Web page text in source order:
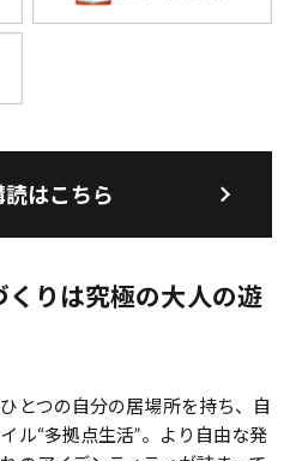
読はこちら
くりは究極の大人の遊
とつの自分の居場所を持ち、自
ル“多拠点生活”。より自由な発